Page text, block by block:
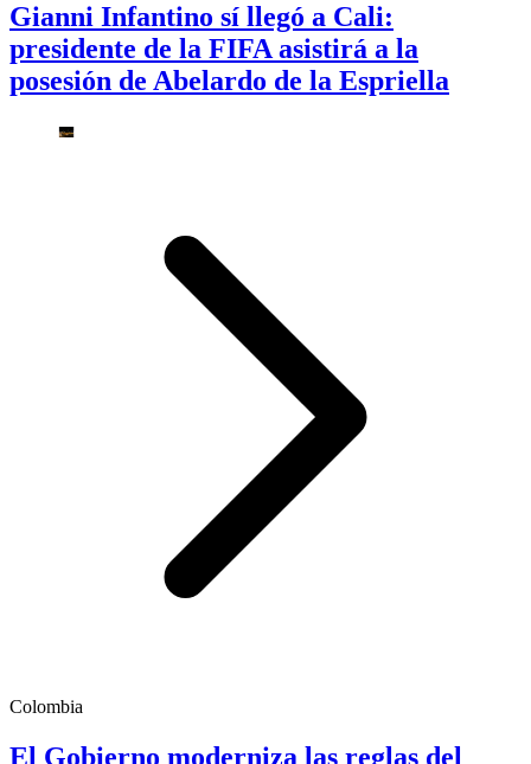
Gianni Infantino sí llegó a Cali:
presidente de la FIFA asistirá a la
posesión de Abelardo de la Espriella
Colombia
El Gobierno moderniza las reglas del